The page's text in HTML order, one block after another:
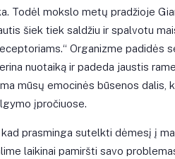
Todėl mokslo metų pradžioje
šiek tiek saldžiu ir spalvotu
Organizme padidės
nuotaiką ir padeda jaustis
mūsų emocinės būsenos dalis,
įpročiuose.
prasminga sutelkti dėmesį į
laikinai pamiršti savo